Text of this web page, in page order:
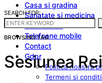
Casa si gradina
Sanatate si medicina
Cum sa fac
Telefoane mobile
Contact
Gdpr
Politica noastra
Termeni si
SEARCH FOR:
BROWSING TAG
Sesiunea